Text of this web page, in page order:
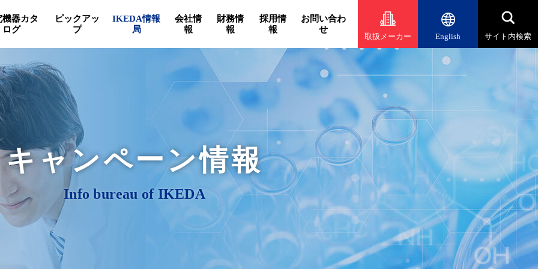
機器カタ
ログ
ピックアッ
プ
IKEDA情報
局
会社情
報
財務情
報
採用情
報
お問い合わ
せ
取扱メーカー English サイト内検索
キャンペーン情報